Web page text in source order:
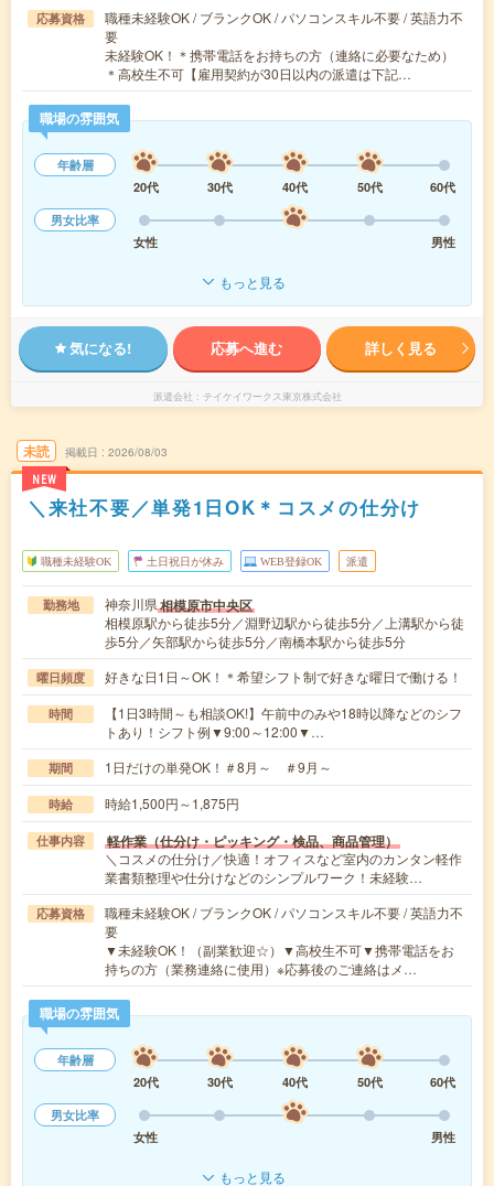
応募資格
職種未経験OK / ブランクOK / パソコンスキル不要 / 英語力不
要
未経験OK！＊携帯電話をお持ちの方（連絡に必要なため）
＊高校生不可【雇用契約が30日以内の派遣は下記…
職場の雰囲気
年齢層
20代
30代 40代 50代
60代
男女比率
女性
男性
もっと見る
気になる! 応募へ進む 詳しく見る
派遣会社 テイケイワークス東京株式会社
未読
NEW
掲載日 2026/08/03
＼来社不要／単発1日OK＊コスメの仕分け
職種未経験OK 土日祝日が休み WEB登録OK 派遣
勤務地 神奈川県相模原市中央区
相模原駅から徒歩5分／淵野辺駅から徒歩5分／上溝駅から徒
歩5分／矢部駅から徒歩5分／南橋本駅から徒歩5分
曜日頻度 好きな日1日～OK！＊希望シフト制で好きな曜日で働ける！
時間
【1日3時間～も相談OK!】午前中のみや18時以降などのシフ
トあり！シフト例▼9:00～12:00▼…
期間 1日だけの単発OK！＃8月～ ＃9月～
時給 時給1,500円～1,875円
仕事内容 軽作業（仕分け・ピッキング・検品、商品管理）
＼コスメの仕分け／快適！オフィスなど室内のカンタン軽作
業書類整理や仕分けなどのシンプルワーク！未経験…
応募資格
職種未経験OK / ブランクOK / パソコンスキル不要 / 英語力不
要
▼未経験OK！（副業歓迎☆）▼高校生不可▼携帯電話をお
持ちの方（業務連絡に使用）※応募後のご連絡はメ…
職場の雰囲気
年齢層
20代
30代 40代 50代
60代
男女比率
女性
男性
もっと見る